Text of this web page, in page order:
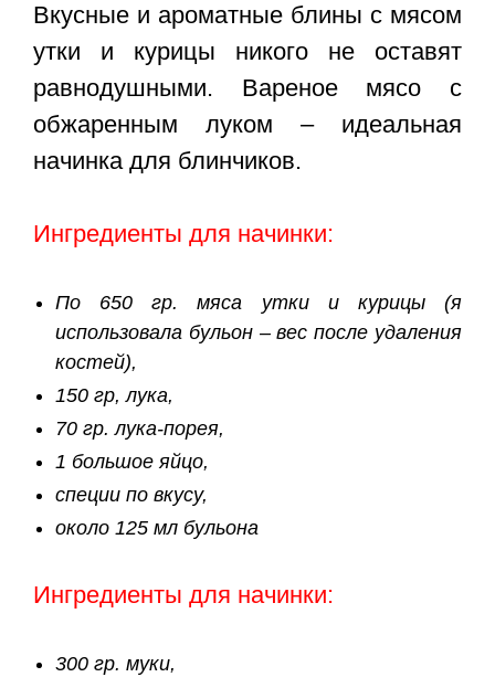
Вкусные и ароматные блины с мясом
утки и курицы никого не оставят
равнодушными. Вареное мясо с
обжаренным луком – идеальная
начинка для блинчиков.
Ингредиенты для начинки:
По 650 гр. мяса утки и курицы (я
использовала бульон – вес после удаления
костей),
150 гр, лука,
70 гр. лука-порея,
1 большое яйцо,
специи по вкусу,
около 125 мл бульона
Ингредиенты для начинки:
300 гр. муки,